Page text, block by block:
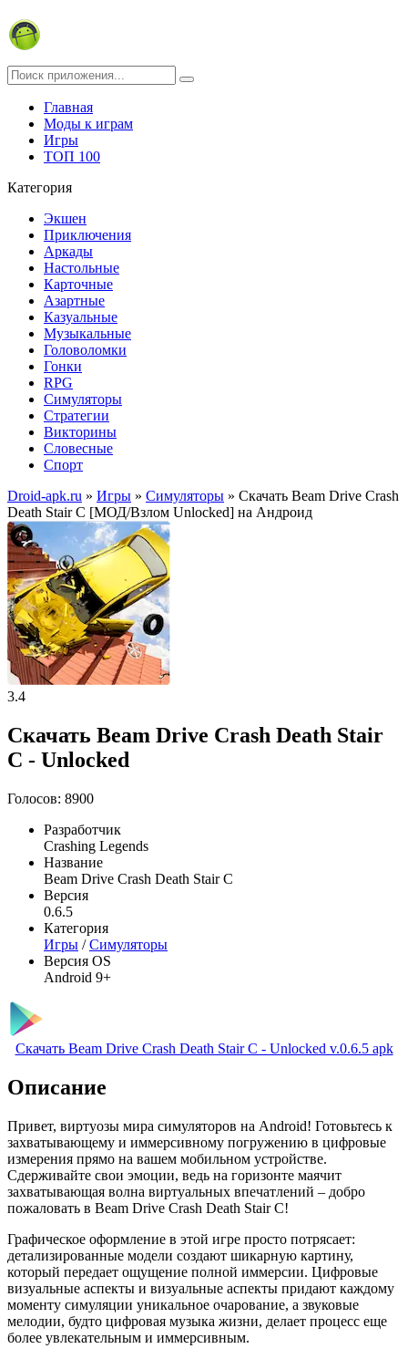
Главная
Моды к играм
Игры
ТОП 100
Категория
Экшен
Приключения
Аркады
Настольные
Карточные
Азартные
Казуальные
Музыкальные
Головоломки
Гонки
RPG
Симуляторы
Стратегии
Викторины
Словесные
Спорт
Droid-apk.ru » Игры » Симуляторы » Скачать Beam Drive Crash
Death Stair C [МОД/Взлом Unlocked] на Андроид
3.4
Скачать Beam Drive Crash Death Stair
C - Unlocked
Голосов: 8900
Разработчик
Crashing Legends
Название
Beam Drive Crash Death Stair C
Версия
0.6.5
Категория
Игры /Симуляторы
Версия OS
Android 9+
Скачать Beam Drive Crash Death Stair C - Unlocked v.0.6.5 apk
Описание
Привет, виртуозы мира симуляторов на Android! Готовьтесь к
захватывающему и иммерсивному погружению в цифровые
измерения прямо на вашем мобильном устройстве.
Сдерживайте свои эмоции, ведь на горизонте маячит
захватывающая волна виртуальных впечатлений – добро
пожаловать в Beam Drive Crash Death Stair C!
Графическое оформление в этой игре просто потрясает:
детализированные модели создают шикарную картину,
который передает ощущение полной иммерсии. Цифровые
визуальные аспекты и визуальные аспекты придают каждому
моменту симуляции уникальное очарование, а звуковые
мелодии, будто цифровая музыка жизни, делает процесс еще
более увлекательным и иммерсивным.